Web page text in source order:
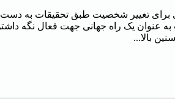
برای تغییر شخصیت طبق تحقیقات به دست
به عنوان یک راه جهانی جهت فعال نگه
بالا...